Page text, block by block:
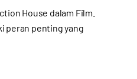
House dalam Film.
peran penting yang